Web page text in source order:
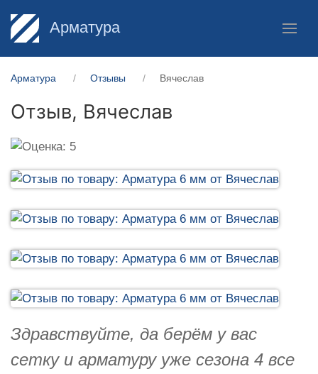
Арматура
Арматура Отзывы Вячеслав
Отзыв, Вячеслав
Здравствуйте, да берём у вас
сетку и арматуру уже сезона 4 все